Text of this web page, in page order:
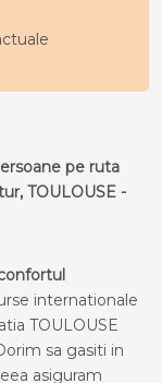
pe ruta
TOULOUSE -
internationale
TOULOUSE
sa gasiti in
asiguram